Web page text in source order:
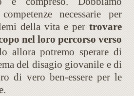
necessarie per
della vita e per trovare
nel loro percorso verso
allora potremo sperare di
del disagio giovanile e di
di vero ben-essere per le